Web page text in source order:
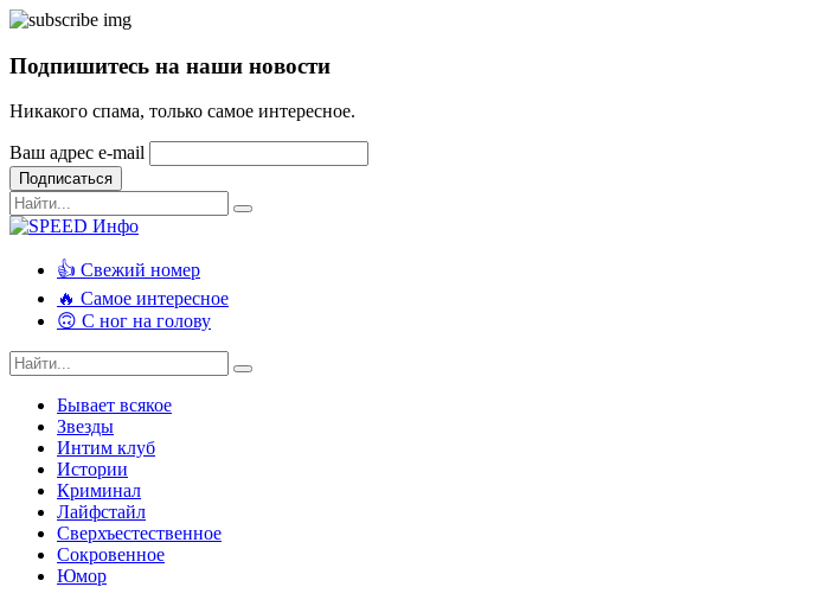
Подпишитесь на наши новости
Никакого спама, только самое интересное.
Ваш адрес e-mail
Подписаться
👍 Свежий номер
🔥 Самое интересное
🙃 С ног на голову
Бывает всякое
Звезды
Интим клуб
Истории
Криминал
Лайфстайл
Сверхъестественное
Сокровенное
Юмор